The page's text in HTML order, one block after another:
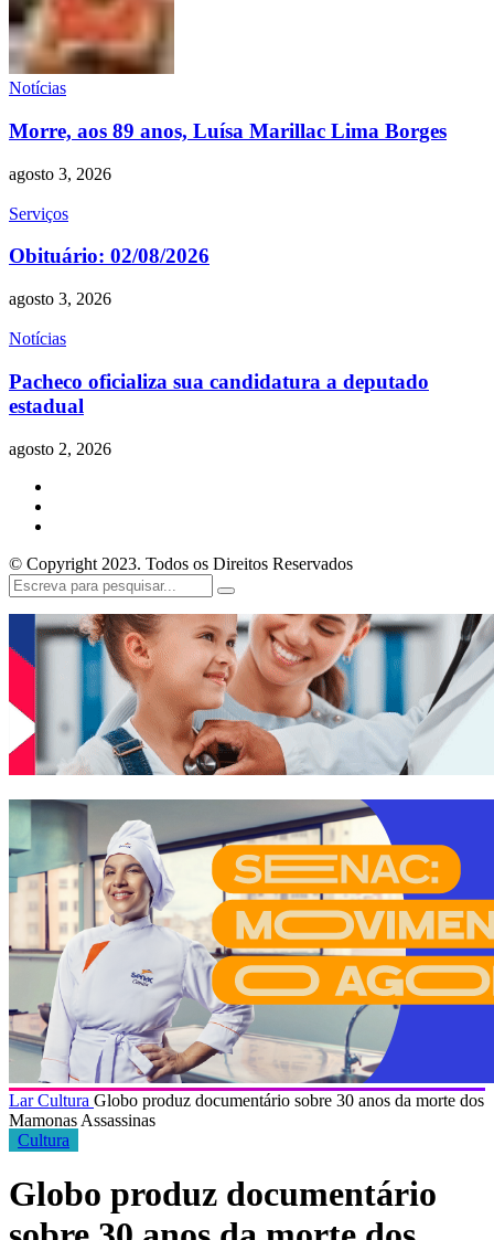
Notícias
Morre, aos 89 anos, Luísa Marillac Lima Borges
agosto 3, 2026
Serviços
Obituário: 02/08/2026
agosto 3, 2026
Notícias
Pacheco oficializa sua candidatura a deputado
estadual
agosto 2, 2026
© Copyright 2023. Todos os Direitos Reservados
LarCultura Globo produz documentário sobre 30 anos da morte dos
Mamonas Assassinas
Cultura
Globo produz documentário